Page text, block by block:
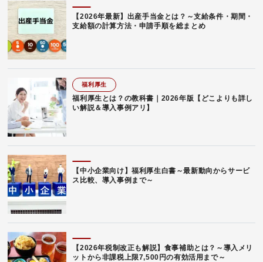
【2026年最新】出産手当金とは？～支給条件・期間・
支給額の計算方法・申請手順を総まとめ
福利厚生
福利厚生とは？の教科書｜2026年版【どこよりも詳し
い解説＆導入事例アリ】
【中小企業向け】福利厚生白書～最新動向からサービ
ス比較、導入事例まで～
【2026年税制改正も解説】食事補助とは？～導入メリ
ットから非課税上限7,500円の有効活用まで～